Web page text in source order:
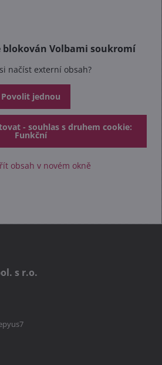
blokován Volbami soukromí
načíst externí obsah?
Povolit jednou
- souhlas s druhem cookie:
Funkční
obsah v novém okně
s r​.o​.